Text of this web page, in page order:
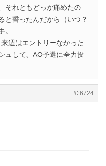
それともどっか痛めたの
と誓ったんだから（いつ？
。
週はエントリーなかった
ュして、AO予選に全力投
#36724